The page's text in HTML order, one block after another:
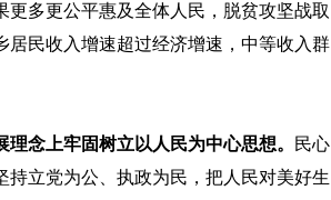
多更公平惠及全体人民，脱贫攻坚战取
居民收入增速超过经济增速，中等收入群
念上牢固树立以人民为中心思想。
民心
立党为公、执政为民，把人民对美好生